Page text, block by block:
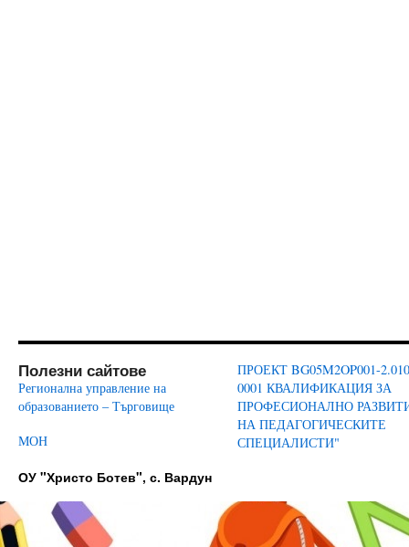
Полезни сайтове
Регионална управление на
образованието – Търговище
МОН
ПРОЕКТ BG05M2OP001-
0001 КВАЛИФИКАЦИЯ ЗА
ПРОФЕСИОНАЛНО
НА ПЕДАГОГИЧЕСКИТЕ
СПЕЦИАЛИСТИ"
ОУ "Христо Ботев", с. Вардун